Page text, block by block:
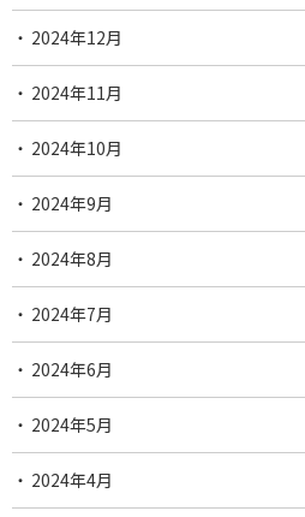
2024年12月
2024年11月
2024年10月
2024年9月
2024年8月
2024年7月
2024年6月
2024年5月
2024年4月